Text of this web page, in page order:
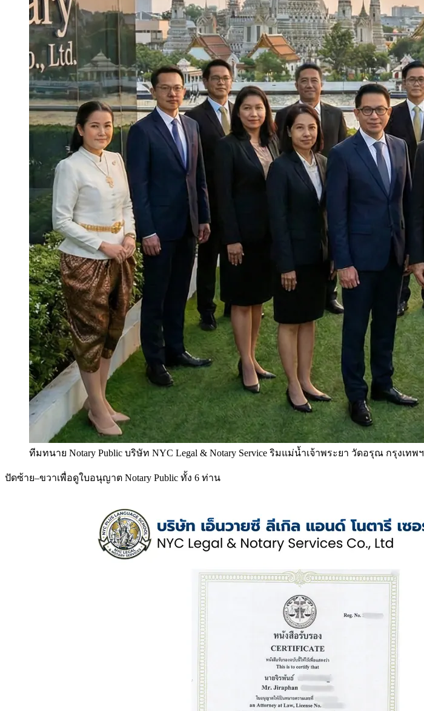
ทีมทนาย Notary Public บริษัท NYC Legal & Notary Service ริมแม่น้ำเจ้าพระยา วัดอรุณ กรุงเทพฯ
ปัดซ้าย–ขวาเพื่อดูใบอนุญาต Notary Public ทั้ง 6 ท่าน